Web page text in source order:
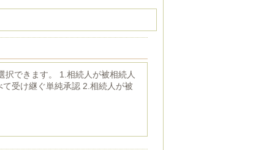
できます。 1.相続人が被相続人
受け継ぐ単純承認 2.相続人が被